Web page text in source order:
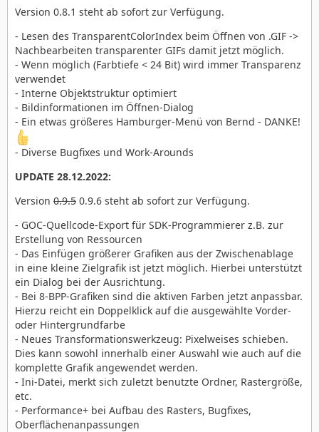
Version 0.8.1 steht ab sofort zur Verfügung.
- Lesen des TransparentColorIndex beim Öffnen von .GIF ->
Nachbearbeiten transparenter GIFs damit jetzt möglich.
- Wenn möglich (Farbtiefe < 24 Bit) wird immer Transparenz
verwendet
- Interne Objektstruktur optimiert
- Bildinformationen im Öffnen-Dialog
- Ein etwas größeres Hamburger-Menü von Bernd - DANKE!
- Diverse Bugfixes und Work-Arounds
UPDATE 28.12.2022:
Version 0.9.5 0.9.6 steht ab sofort zur Verfügung.
- GOC-Quellcode-Export für SDK-Programmierer z.B. zur
Erstellung von Ressourcen
- Das Einfügen größerer Grafiken aus der Zwischenablage
in eine kleine Zielgrafik ist jetzt möglich. Hierbei unterstützt
ein Dialog bei der Ausrichtung.
- Bei 8-BPP-Grafiken sind die aktiven Farben jetzt anpassbar.
Hierzu reicht ein Doppelklick auf die ausgewählte Vorder-
oder Hintergrundfarbe
- Neues Transformationswerkzeug: Pixelweises schieben.
Dies kann sowohl innerhalb einer Auswahl wie auch auf die
komplette Grafik angewendet werden.
- Ini-Datei, merkt sich zuletzt benutzte Ordner, Rastergröße,
etc.
- Performance+ bei Aufbau des Rasters, Bugfixes,
Oberflächenanpassungen